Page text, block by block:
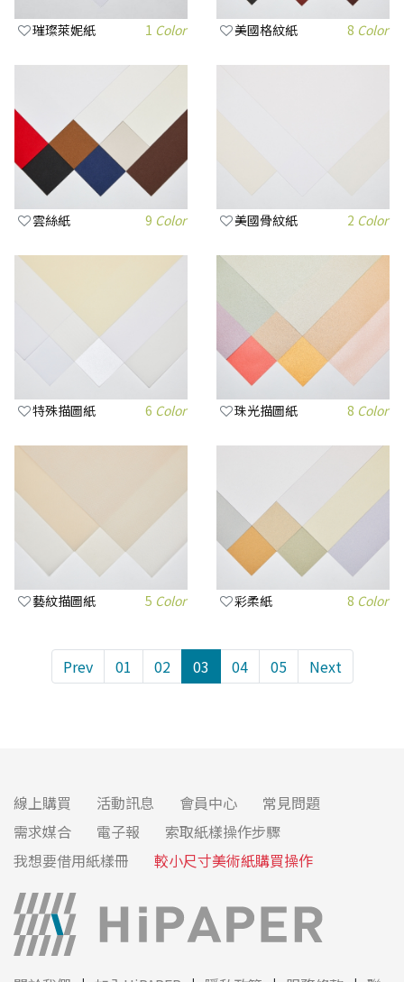
璀璨萊妮紙 1 Color 美國格紋紙 8 Color
雲絲紙 9 Color 美國骨紋紙 2 Color
特殊描圖紙 6 Color 珠光描圖紙 8 Color
藝紋描圖紙 5 Color 彩柔紙 8 Color
Prev 01 02 03 04 05 Next
線上購買 活動訊息 會員中心
常見問題
需求媒合
電子報
索取紙樣操作步驟
我想要借用紙樣冊
較小尺寸美術紙購買操作